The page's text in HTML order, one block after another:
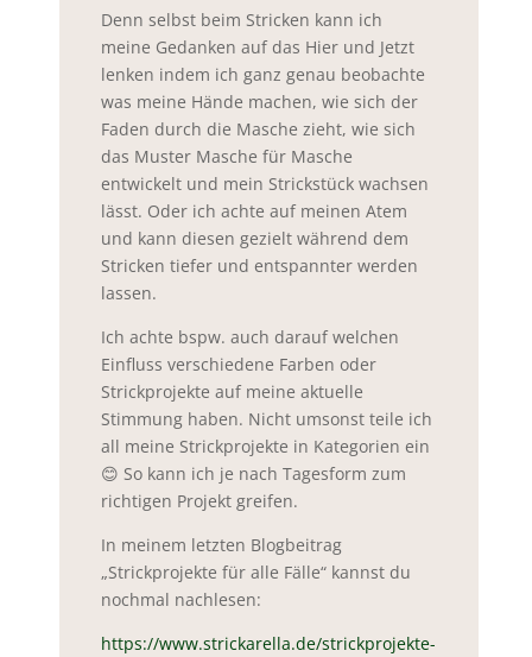
Denn selbst beim Stricken kann ich
meine Gedanken auf das Hier und Jetzt
lenken indem ich ganz genau beobachte
was meine Hände machen, wie sich der
Faden durch die Masche zieht, wie sich
das Muster Masche für Masche
entwickelt und mein Strickstück wachsen
lässt. Oder ich achte auf meinen Atem
und kann diesen gezielt während dem
Stricken tiefer und entspannter werden
lassen.
Ich achte bspw. auch darauf welchen
Einfluss verschiedene Farben oder
Strickprojekte auf meine aktuelle
Stimmung haben. Nicht umsonst teile ich
all meine Strickprojekte in Kategorien ein
😊 So kann ich je nach Tagesform zum
richtigen Projekt greifen.
In meinem letzten Blogbeitrag
„Strickprojekte für alle Fälle“ kannst du
nochmal nachlesen:
https://www.strickarella.de/strickprojekte-